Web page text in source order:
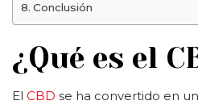
Conclusión
¿Qué es el
El CBD se ha convertido en